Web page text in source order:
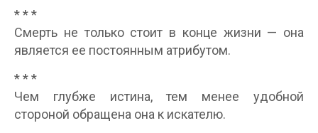
* * *
Смерть не только стоит в конце жизни — она
является ее постоянным атрибутом.
* * *
Чем глубже истина, тем менее удобной
стороной обращена она к искателю.